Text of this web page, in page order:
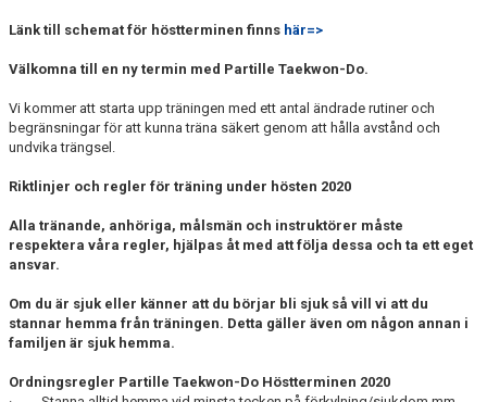
Länk till schemat för höstterminen finns här=>
Välkomna till en ny termin med Partille Taekwon-Do.
Vi kommer att starta upp träningen med ett antal ändrade rutiner och
begränsningar för att kunna träna säkert genom att hålla avstånd och
undvika trängsel.
Riktlinjer och regler för träning under hösten 2020
Alla tränande, anhöriga, målsmän och instruktörer måste
respektera våra regler, hjälpas åt med att följa dessa och ta ett eget
ansvar.
Om du är sjuk eller känner att du börjar bli sjuk så vill vi att du
stannar hemma från träningen. Detta gäller även om någon annan i
familjen är sjuk hemma.
Ordningsregler Partille Taekwon-Do Höstterminen 2020